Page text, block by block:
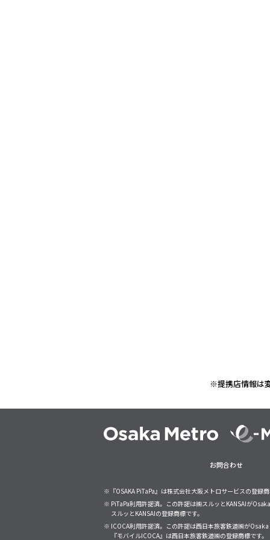
※提携店情報は
お問合わせ
※『OSAKA PiTaPa』は株式会社大阪メトロサービスの登録
※ PiTaPa利用許諾済。この許諾は㈱スルッとKANSAIが
スルッとKANSAIの登録商標です。
※ ICOCA利用許諾済。この許諾は西日本旅客鉄道㈱が
『モバイルICOCA』は西日本旅客鉄道㈱の登録商標です。